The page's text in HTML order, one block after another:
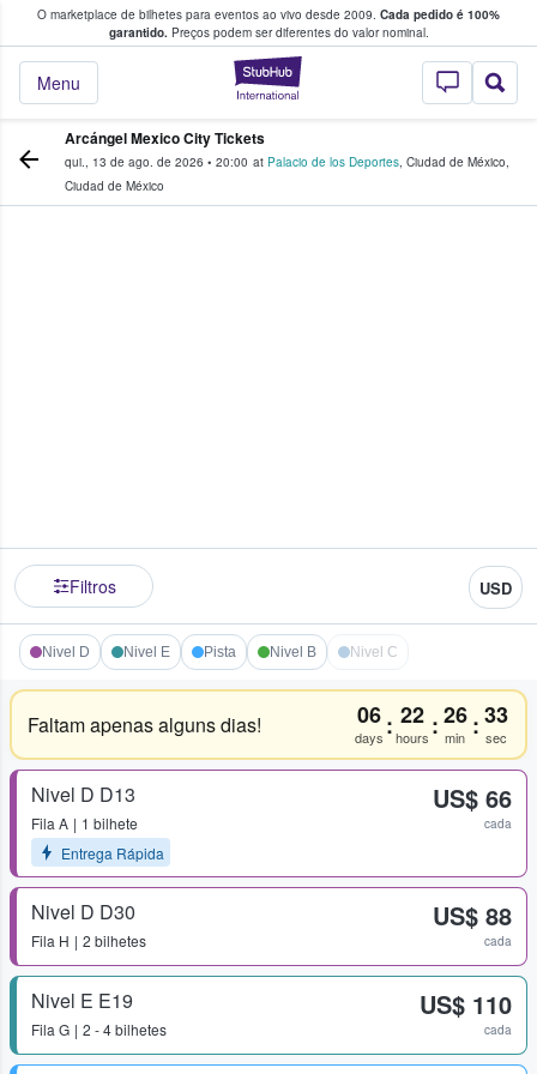
O marketplace de bilhetes para eventos ao vivo desde 2009. Cada pedido é 100%
garantido.Preços podem ser diferentes do valor nominal.
StubHub – onde
Menu
fãs compram e vendem bilhetes
Arcángel Mexico City Tickets
qui., 13 de ago. de 2026 • 20:00 at Palacio de los Deportes, Ciudad de México,
Ciudad de México
Filtros USD
Nivel D Nivel E Pista Nivel B Nivel C
Faltam apenas alguns dias! 06
days : 22
hours :26
min :33
sec
Nivel D D13
Fila A
1 bilhete
Entrega Rápida
US$ 66
cada
Nivel D D30
Fila H 2 bilhetes
US$ 88
cada
Nivel E E19
Fila G 2 - 4 bilhetes
US$ 110
cada